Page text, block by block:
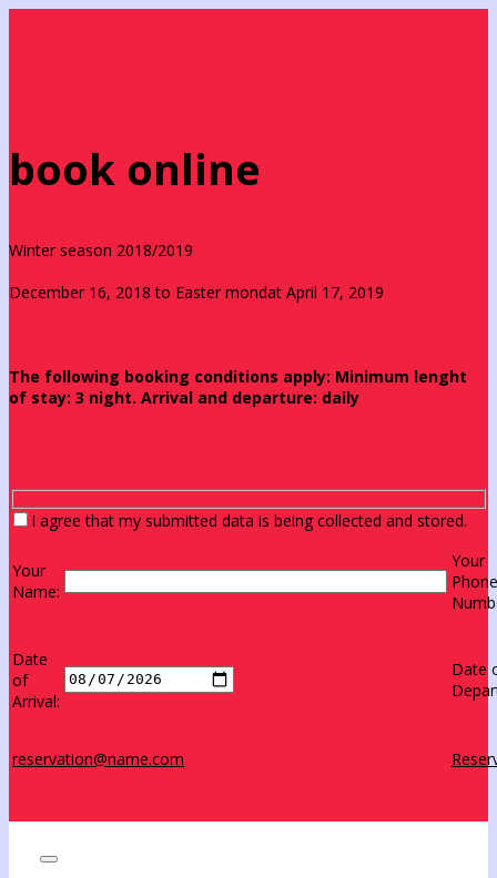
book online
Winter season 2018/2019
December 16, 2018 to Easter mondat April 17, 2019
The following booking conditions apply: Minimum lenght
of stay: 3 night. Arrival and departure: daily
I agree that my submitted data is being collected and stored.
Your
Name:
Your
Phone
Date
of
Arrival:
Date
reservation@name.com